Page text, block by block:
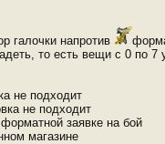
галочки напротив
то есть вещи с 0 по
не подходит
не подходит
заявке на бой
магазине